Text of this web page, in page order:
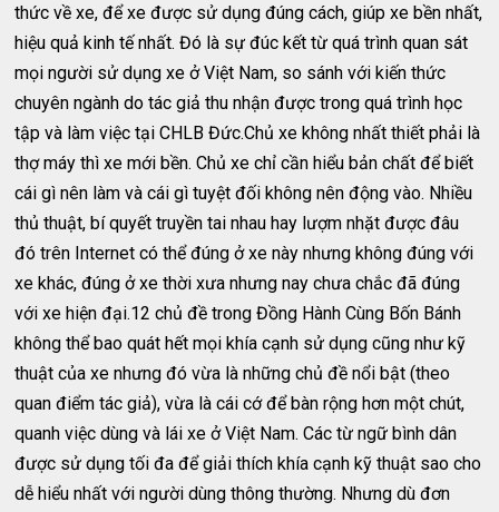
thức về xe, để xe được sử dụng đúng cách, giúp xe bền nhất,
hiệu quả kinh tế nhất. Đó là sự đúc kết từ quá trình quan sát
mọi người sử dụng xe ở Việt Nam, so sánh với kiến thức
chuyên ngành do tác giả thu nhận được trong quá trình học
tập và làm việc tại CHLB Đức.Chủ xe không nhất thiết phải là
thợ máy thì xe mới bền. Chủ xe chỉ cần hiểu bản chất để biết
cái gì nên làm và cái gì tuyệt đối không nên động vào. Nhiều
thủ thuật, bí quyết truyền tai nhau hay lượm nhặt được đâu
đó trên Internet có thể đúng ở xe này nhưng không đúng với
xe khác, đúng ở xe thời xưa nhưng nay chưa chắc đã đúng
với xe hiện đại.12 chủ đề trong Đồng Hành Cùng Bốn Bánh
không thể bao quát hết mọi khía cạnh sử dụng cũng như kỹ
thuật của xe nhưng đó vừa là những chủ đề nổi bật (theo
quan điểm tác giả), vừa là cái cớ để bàn rộng hơn một chút,
quanh việc dùng và lái xe ở Việt Nam. Các từ ngữ bình dân
được sử dụng tối đa để giải thích khía cạnh kỹ thuật sao cho
dễ hiểu nhất với người dùng thông thường. Nhưng dù đơn